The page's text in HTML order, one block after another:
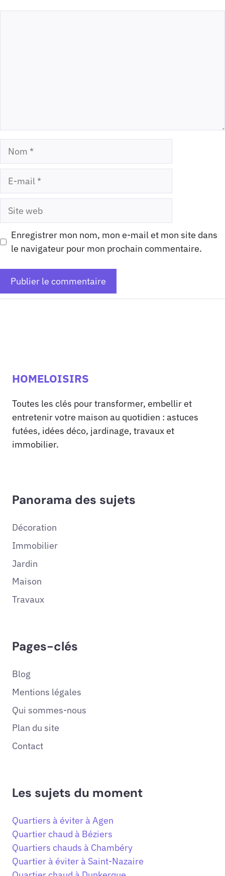
Nom
Site
Enregistrer mon nom, mon e-mail et mon site dans
le navigateur pour mon prochain commentaire.
HOMELOISIRS
Toutes les clés pour transformer, embellir et
entretenir votre maison au quotidien : astuces
futées, idées déco, jardinage, travaux et
immobilier.
Panorama des sujets
Décoration
Immobilier
Jardin
Maison
Travaux
Pages-clés
Blog
Mentions légales
Qui sommes-nous
Plan du site
Contact
Les sujets du moment
Quartiers à éviter à Agen
Quartier chaud à Béziers
Quartiers chauds à Chambéry
Quartier à éviter à Saint-Nazaire